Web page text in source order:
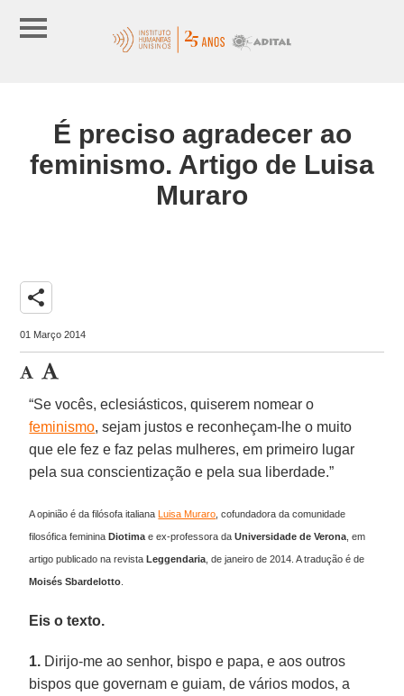
É preciso agradecer ao
feminismo. Artigo de Luisa
Muraro
share
01 Março 2014
“Se vocês, eclesiásticos, quiserem nomear o
feminismo, sejam justos e reconheçam-lhe o muito
que ele fez e faz pelas mulheres, em primeiro lugar
pela sua conscientização e pela sua liberdade.”
A opinião é da filósofa italianaLuisa Muraro , cofundadora da comunidade
filosófica femininaDiotima e ex-professora daUniversidade de Verona , em
artigo publicado na revistaLeggendaria , de janeiro de 2014. A tradução é de
Moisés Sbardelotto
Eis o texto.
1. Dirijo-me ao senhor, bispo e papa, e aos outros
bispos que governam e guiam, de vários modos, a